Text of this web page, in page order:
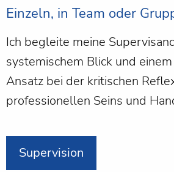
Einzeln, in Team oder
Ich begleite meine
systemischem Blick und
Ansatz bei der kritischen
professionellen Seins und
Supervision